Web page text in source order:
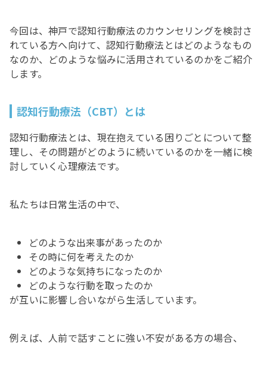
今回は、神戸で認知行動療法のカウンセリングを検討さ
れている方へ向けて、認知行動療法とはどのようなもの
なのか、どのような悩みに活用されているのかをご紹介
します。
認知行動療法（CBT）とは
認知行動療法とは、現在抱えている困りごとについて整
理し、その問題がどのように続いているのかを一緒に検
討していく心理療法です。
私たちは日常生活の中で、
どのような出来事があったのか
その時に何を考えたのか
どのような気持ちになったのか
どのような行動を取ったのか
が互いに影響し合いながら生活しています。
例えば、人前で話すことに強い不安がある方の場合、